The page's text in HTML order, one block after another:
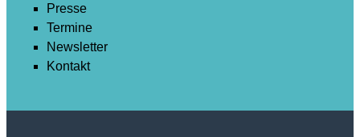
Presse
Termine
Newsletter
Kontakt